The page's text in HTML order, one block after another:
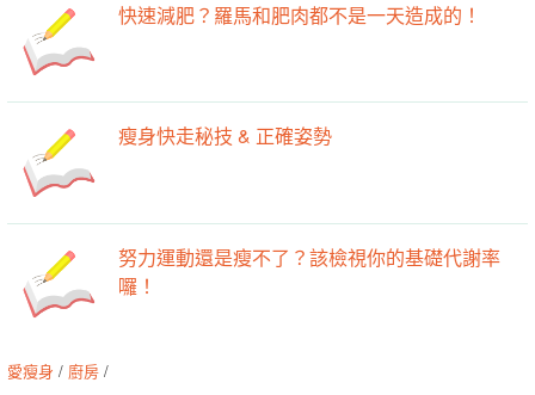
快速減肥？羅馬和肥肉都不是一天造成的！
瘦身快走秘技 & 正確姿勢
努力運動還是瘦不了？該檢視你的基礎代謝率
囉！
愛瘦身 / 廚房 /